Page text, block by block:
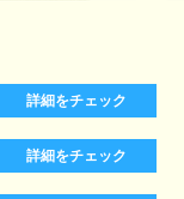
詳細をチェック
詳細をチェック